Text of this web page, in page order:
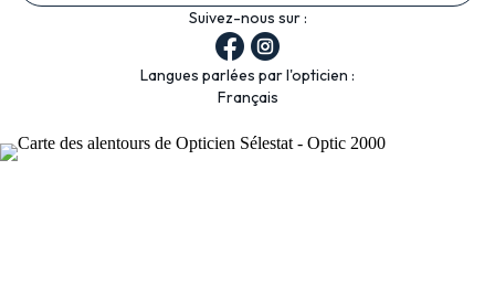
Suivez-nous sur :
Langues parlées par l'opticien :
Français